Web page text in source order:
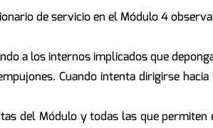
de servicio en el Módulo 4
a los internos implicados que
Cuando intenta dirigirse
del Módulo y todas las que permiten